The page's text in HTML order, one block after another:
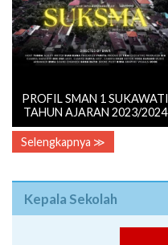
PROFIL SMAN 1 SUKAWATI
TAHUN AJARAN 2023/2024
Selengkapnya ≫
Kepala Sekolah